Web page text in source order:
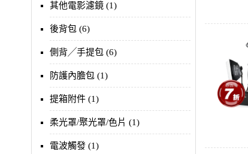
其他電影濾鏡 (1)
後背包 (6)
側背╱手提包 (6)
防護內膽包 (1)
提箱附件 (1)
柔光罩/聚光罩/色片 (1)
電波觸發 (1)